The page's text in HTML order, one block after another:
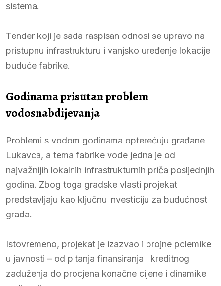
sistema.
Tender koji je sada raspisan odnosi se upravo na
pristupnu infrastrukturu i vanjsko uređenje lokacije
buduće fabrike.
Godinama prisutan problem
vodosnabdijevanja
Problemi s vodom godinama opterećuju građane
Lukavca, a tema fabrike vode jedna je od
najvažnijih lokalnih infrastrukturnih priča posljednjih
godina. Zbog toga gradske vlasti projekat
predstavljaju kao ključnu investiciju za budućnost
grada.
Istovremeno, projekat je izazvao i brojne polemike
u javnosti – od pitanja finansiranja i kreditnog
zaduženja do procjena konačne cijene i dinamike